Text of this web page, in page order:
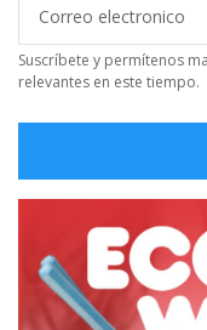
Suscríbete y permítenos
relevantes en este tiempo.